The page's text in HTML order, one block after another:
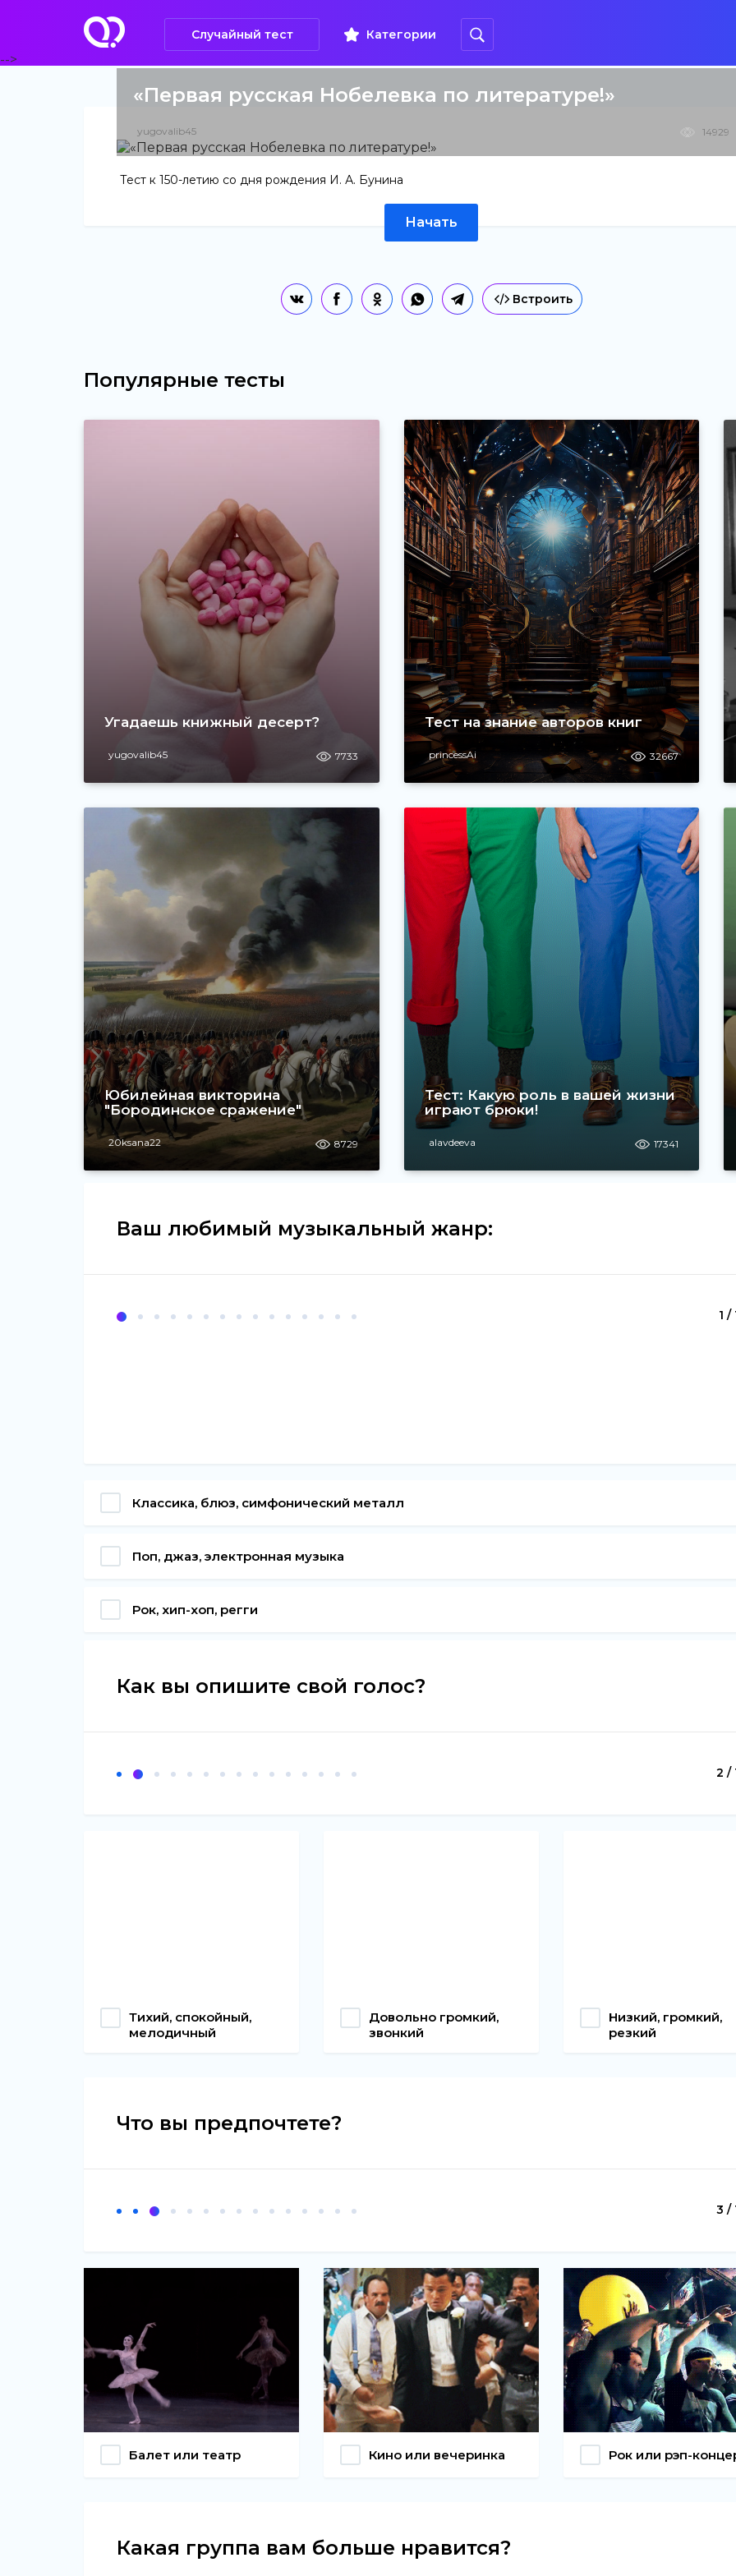
Случайный тест Категории
-->
«Первая русская Нобелевка по литературе!»
yugovalib45 14929
Тест к 150-летию со дня рождения И. А. Бунина
Начать
Встроить
Популярные тесты
Угадаешь книжный десерт?
yugovalib45 7733
Тест на знание авторов книг
princessAi 32667
Юбилейная викторина
"Бородинское сражение"
20ksana22 8729
Тест: Какую роль в вашей жизни
играют брюки!
alavdeeva 17341
Ваш любимый музыкальный жанр:
1 /
Классика, блюз, симфонический металл
Поп, джаз, электронная музыка
Рок, хип-хоп, регги
Как вы опишите свой голос?
2 /
Тихий, спокойный,
мелодичный
Довольно громкий,
звонкий
Низкий, громкий,
резкий
Что вы предпочтете?
3 /
Балет или театр Кино или вечеринка Рок или рэп-
Какая группа вам больше нравится?